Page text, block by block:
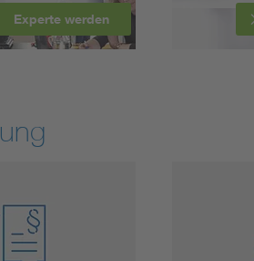
Experte werden